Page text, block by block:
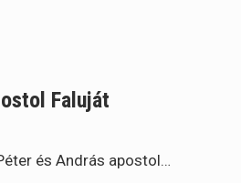
Faluját
és András apostol…